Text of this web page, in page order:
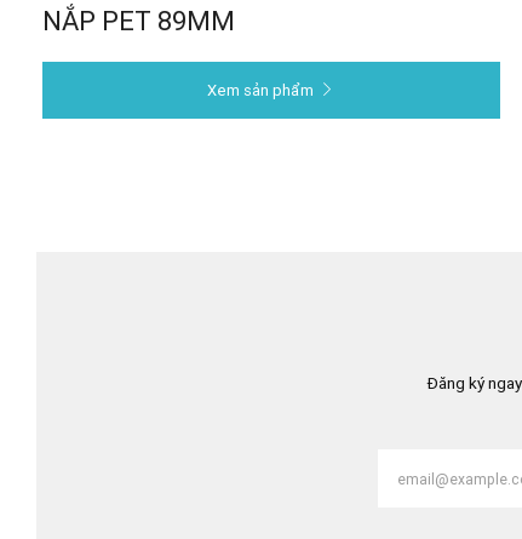
NẮP PET 89MM
Xem sản phẩm
Đăng ký